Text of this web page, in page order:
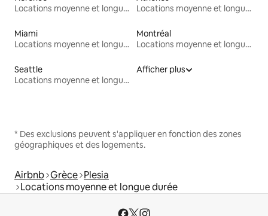
Locations moyenne et longue durée
Locations moyenne et longue durée
Miami
Locations moyenne et longue durée
Montréal
Locations moyenne et longue durée
Seattle
Locations moyenne et longue durée
Afficher plus
* Des exclusions peuvent s'appliquer en fonction des zones
géographiques et des logements.
Airbnb Grèce Plesia
Locations moyenne et longue durée